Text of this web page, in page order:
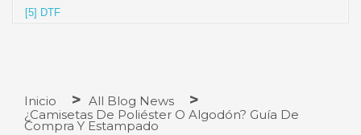
[5] DTF
Inicio
All Blog News
¿Camisetas De Poliéster O Algodón? Guía De
Compra Y Estampado